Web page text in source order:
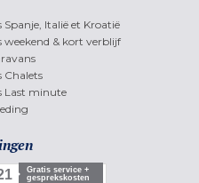
Italië et Kroatië
& kort verblijf
Chalets
Last minute
Gratis service +
gesprekskosten